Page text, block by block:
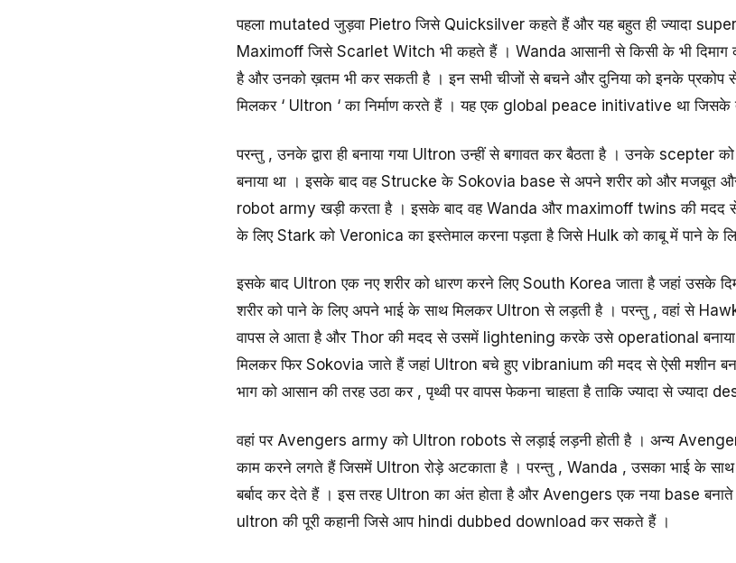
पहला mutated जुड़वा Pietro जिसे Quicksilver कहते हैं और यह बहुत ही ज्यादा
Maximoff जिसे Scarlet Witch भी कहते हैं । Wanda आसानी से किसी के भी दिमाग
है और उनको ख़तम भी कर सकती है । इन सभी चीजों से बचने और दुनिया को इनके
मिलकर ‘ Ultron ‘ का निर्माण करते हैं । यह एक global peace initivative था जिसके
परन्तु , उनके द्वारा ही बनाया गया Ultron उन्हीं से बगावत कर बैठता है । उनके scepter
बनाया था । इसके बाद वह Strucke के Sokovia base से अपने शरीर को और मजबूत
robot army खड़ी करता है । इसके बाद वह Wanda और maximoff twins की मदद
के लिए Stark को Veronica का इस्तेमाल करना पड़ता है जिसे Hulk को काबू में पाने के लिए
इसके बाद Ultron एक नए शरीर को धारण करने लिए South Korea जाता है जहां उसके
शरीर को पाने के लिए अपने भाई के साथ मिलकर Ultron से लड़ती है । परन्तु , वहां से
वापस ले आता है और Thor की मदद से उसमें lightening करके उसे operational
मिलकर फिर Sokovia जाते हैं जहां Ultron बचे हुए vibranium की मदद से ऐसी मशीन बना
भाग को आसान की तरह उठा कर , पृथ्वी पर वापस फेकना चाहता है ताकि ज्यादा से ज्यादा
वहां पर Avengers army को Ultron robots से लड़ाई लड़नी होती है । अन्य
काम करने लगते हैं जिसमें Ultron रोड़े अटकाता है । परन्तु , Wanda , उसका भाई के
बर्बाद कर देते हैं । इस तरह Ultron का अंत होता है और Avengers एक नया base
ultron की पूरी कहानी जिसे आप hindi dubbed download कर सकते हैं ।